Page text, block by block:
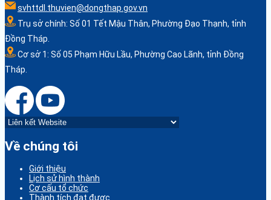
svhttdl.thuvien@dongthap.gov.vn
Trụ sở chính: Số 01 Tết Mậu Thân, Phường Đạo Thạnh, tỉnh
Đồng Tháp.
Cơ sở 1: Số 05 Phạm Hữu Lầu, Phường Cao Lãnh, tỉnh Đồng
Tháp.
Về chúng tôi
Giới thiệu
Lịch sử hình thành
Cơ cấu tổ chức
Thành tích đạt được